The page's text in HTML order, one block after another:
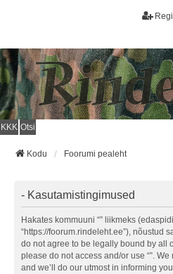
KKK Otsi
Kodu Foorumi pealeht
- Kasutamistingimused
Hakates kommuuni “” liikmeks
“https://foorum.rindeleht.ee”), nõustud
do not agree to be legally bound by all
please do not access and/or use “”.
and we’ll do our utmost in informing